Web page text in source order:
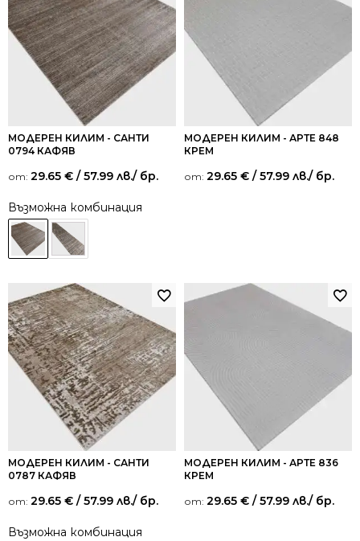
МОДЕРЕН КИЛИМ - САНТИ
0794 КАФЯВ
от: 29.65 € / 57.99 лв./ бр.
Възможна комбинация
МОДЕРЕН КИЛИМ - АРТЕ 848
КРЕМ
от: 29.65 € / 57.99 лв./ бр.
МОДЕРЕН КИЛИМ - САНТИ
0787 КАФЯВ
от: 29.65 € / 57.99 лв./ бр.
Възможна комбинация
МОДЕРЕН КИЛИМ - АРТЕ 836
КРЕМ
от: 29.65 € / 57.99 лв./ бр.